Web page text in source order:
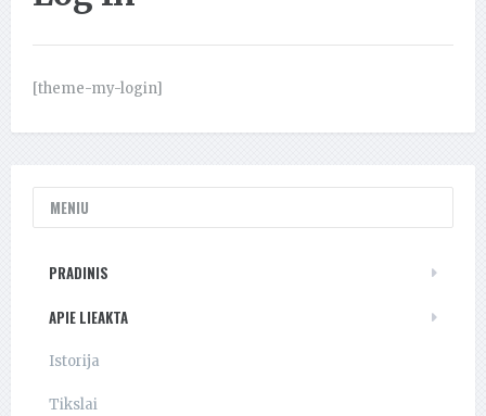
[theme-my-login]
MENIU
PRADINIS
APIE LIEAKTA
Istorija
Tikslai